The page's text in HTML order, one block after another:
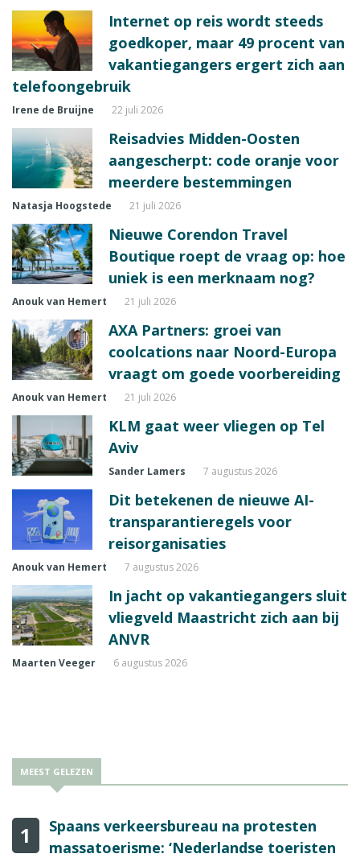
Internet op reis wordt steeds
goedkoper, maar 49 procent van
vakantiegangers ergert zich aan
telefoongebruik
Irene de Bruijne 22 juli 2026
Reisadvies Midden-Oosten
aangescherpt: code oranje voor
meerdere bestemmingen
Natasja Hoogstede 21 juli 2026
Nieuwe Corendon Travel
Boutique roept de vraag op: hoe
uniek is een merknaam nog?
Anouk van Hemert 21 juli 2026
AXA Partners: groei van
coolcations naar Noord-Europa
vraagt om goede voorbereiding
Anouk van Hemert 21 juli 2026
KLM gaat weer vliegen op Tel
Aviv
Sander Lamers 7 augustus 2026
Dit betekenen de nieuwe AI-
transparantieregels voor
reisorganisaties
Anouk van Hemert 7 augustus 2026
In jacht op vakantiegangers sluit
vliegveld Maastricht zich aan bij
ANVR
Maarten Veeger 6 augustus 2026
MEEST GELEZEN
1
Spaans verkeersbureau na protesten
massatoerisme: ‘Nederlandse toeristen